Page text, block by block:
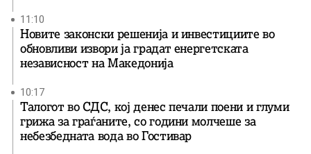
11:10
Новите законски решенија и инвестициите во
обновливи извори ја градат енергетската
независност на Македонија
10:17
Талогот во СДС, кој денес печали поени и глуми
грижа за граѓаните, со години молчеше за
небезбедната вода во Гостивар